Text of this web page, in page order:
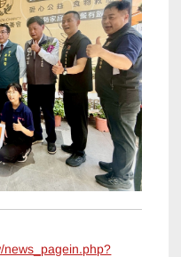
news_pagein.php?